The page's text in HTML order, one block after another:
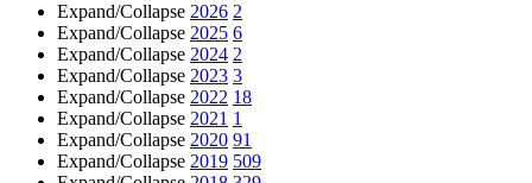
Expand/Collapse 2026 2
Expand/Collapse 2025 6
Expand/Collapse 2024 2
Expand/Collapse 2023 3
Expand/Collapse 2022 18
Expand/Collapse 2021 1
Expand/Collapse 2020 91
Expand/Collapse 2019 509